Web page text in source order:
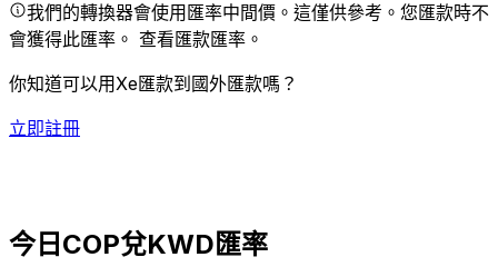
我們的轉換器會使用匯率中間價。這僅供參考。您匯款時不
會獲得此匯率。 查看匯款匯率。
你知道可以用Xe匯款到國外匯款嗎？
立即註冊
今日COP兌KWD匯率